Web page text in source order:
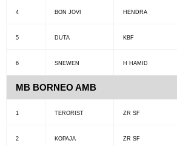
4 BON JOVI HENDRA
5 DUTA KBF
6 SNEWEN H HAMID
MB BORNEO AMB
1 TERORIST ZR SF
2 KOPAJA ZR SF